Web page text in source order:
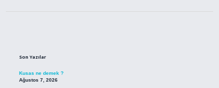
Son Yazılar
Kusas ne demek ?
Ağustos 7, 2026